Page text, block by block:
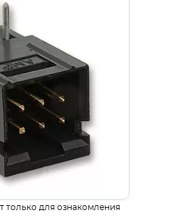
только для ознакомления